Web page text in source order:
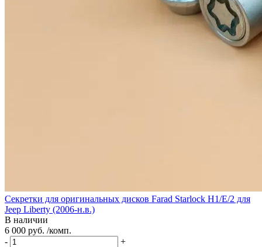
Секретки для оригинальных дисков Farad Starlock H1/E/2 для
Jeep Liberty (2006-н.в.)
В наличии
6 000 руб. /комп.
-
+